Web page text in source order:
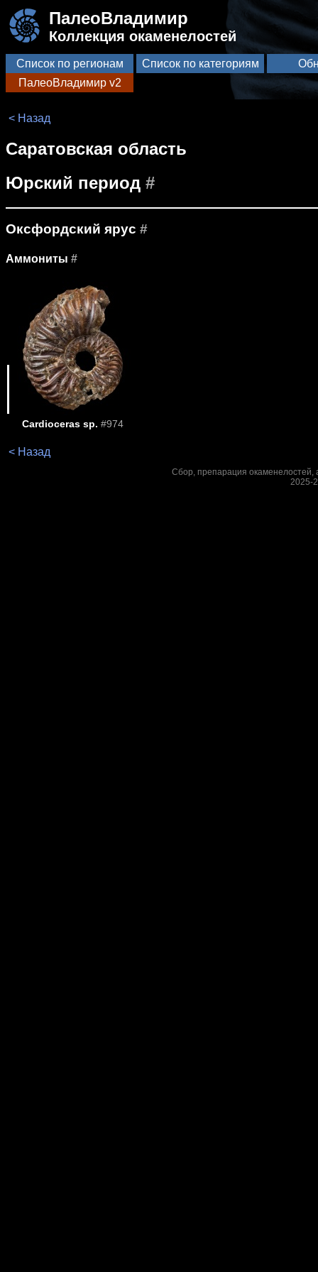
ПалеоВладимир
Коллекция окаменелостей
Список по регионам Список по категориям
ПалеоВладимир v2
< Назад
Саратовская область
Юрский период #
Оксфордский ярус #
Аммониты #
Cardioceras sp. #974
< Назад
Сбор, препарация окаменелостей,
2025-